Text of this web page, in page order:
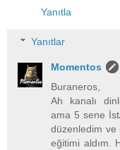
Yanıtla
Yanıtlar
Momentos
Buraneros,
Ah kanalı
ama 5 sene
düzenledim ve
eğitimi aldım.